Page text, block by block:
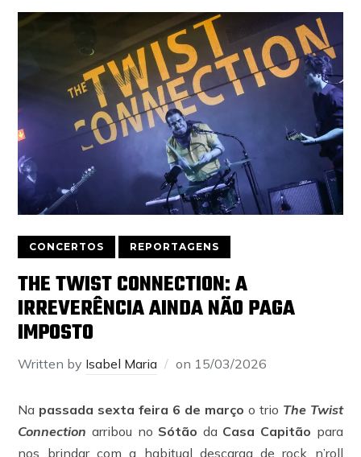
CONCERTOS REPORTAGENS
THE TWIST CONNECTION: A
IRREVERÊNCIA AINDA NÃO PAGA
IMPOSTO
Written by Isabel Maria on 15/03/2026
Na passada sexta feira 6 de março o trio The Twist
Connection arribou no Sótão da Casa Capitão para
nos brindar com a habitual descarga de rock n’roll